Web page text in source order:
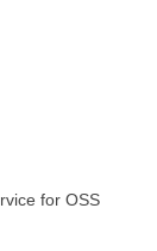
for OSS